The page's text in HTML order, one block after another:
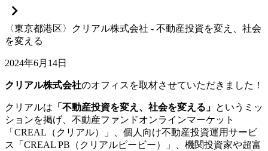
〈東京都港区〉クリアル株式会社 - 不動産投資を変え、社会
を変える
2024年6月14日
クリアル株式会社のオフィスを取材させていただきました！
クリアルは 「不動産投資を変え、社会を変える」 というミッ
ションを掲げ、不動産ファンドオンラインマーケット
「CREAL（クリアル）」、個人向け不動産投資運用サービ
ス「CREAL PB（クリアルピービー）」、機関投資家や超富